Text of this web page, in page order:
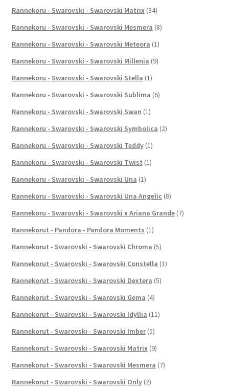
Rannekoru - Swarovski - Swarovski Matrix (34)
Rannekoru - Swarovski - Swarovski Mesmera (8)
Rannekoru - Swarovski - Swarovski Meteora (1)
Rannekoru - Swarovski - Swarovski Millenia (9)
Rannekoru - Swarovski - Swarovski Stella (1)
Rannekoru - Swarovski - Swarovski Sublima (6)
Rannekoru - Swarovski - Swarovski Swan (1)
Rannekoru - Swarovski - Swarovski Symbolica (2)
Rannekoru - Swarovski - Swarovski Teddy (1)
Rannekoru - Swarovski - Swarovski Twist (1)
Rannekoru - Swarovski - Swarovski Una (1)
Rannekoru - Swarovski - Swarovski Una Angelic (8)
Rannekoru - Swarovski - Swarovski x Ariana Grande (7)
Rannekorut - Pandora - Pandora Moments (1)
Rannekorut - Swarovski - Swarovski Chroma (5)
Rannekorut - Swarovski - Swarovski Constella (1)
Rannekorut - Swarovski - Swarovski Dextera (5)
Rannekorut - Swarovski - Swarovski Gema (4)
Rannekorut - Swarovski - Swarovski Idyllia (11)
Rannekorut - Swarovski - Swarovski Imber (5)
Rannekorut - Swarovski - Swarovski Matrix (9)
Rannekorut - Swarovski - Swarovski Mesmera (7)
Rannekorut - Swarovski - Swarovski Only (2)